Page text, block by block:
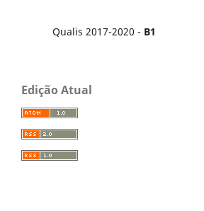
Qualis 2017-2020 - B1
Edição Atual